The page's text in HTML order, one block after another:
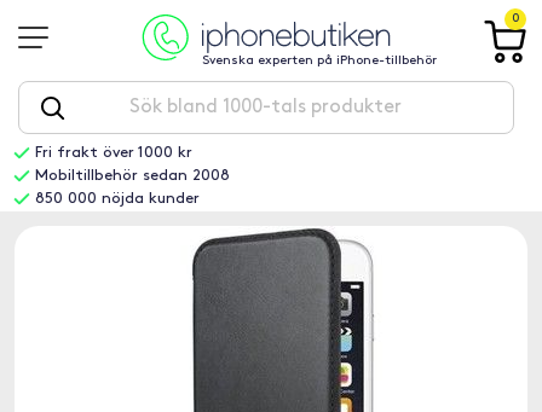
Svenska experten på iPhone-tillbehör
0
Fri frakt över 1000 kr
Mobiltillbehör sedan 2008
850 000 nöjda kunder